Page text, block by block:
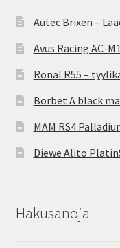
Autec Brixen –
Avus Racing AC-
Ronal R55 –
Borbet A black
MAM RS4
Diewe Alito
Hakusanoja